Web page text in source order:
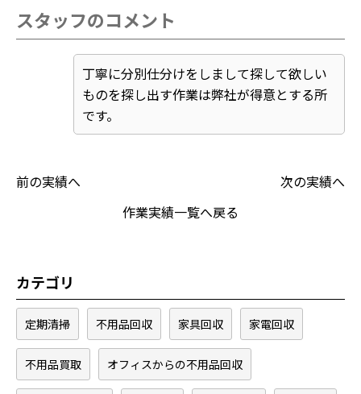
スタッフのコメント
丁寧に分別仕分けをしまして探して欲しい
ものを探し出す作業は弊社が得意とする所
です。
前の実績へ
次の実績へ
作業実績一覧へ戻る
カテゴリ
定期清掃 不用品回収 家具回収 家電回収
不用品買取 オフィスからの不用品回収